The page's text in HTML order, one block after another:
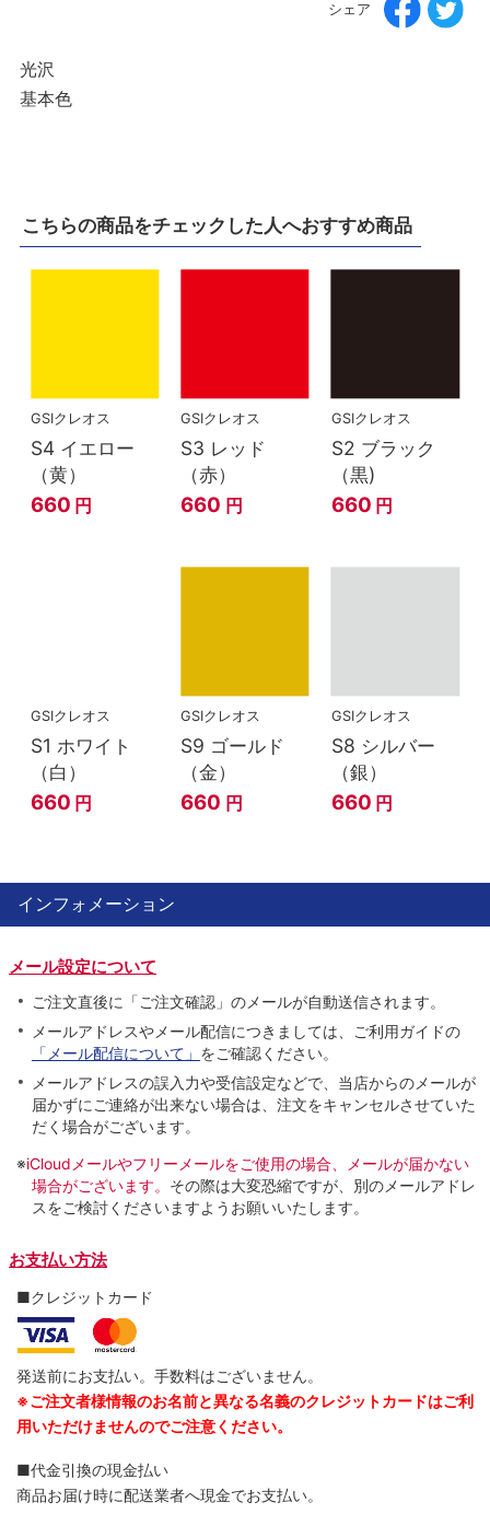
シェア
光沢
基本色
こちらの商品をチェックした人へおすすめ商品
GSIクレオス
S4 イエロー
（黄）
660 円
GSIクレオス
S3 レッド
（赤）
660 円
GSIクレオス
S2 ブラック
（黒)
660 円
GSIクレオス
S1 ホワイト
（白）
660 円
GSIクレオス
S9 ゴールド
（金）
660 円
GSIクレオス
S8 シルバー
（銀）
660 円
インフォメーション
メール設定について
ご注文直後に「ご注文確認」のメールが自動送信されます。
メールアドレスやメール配信につきましては、ご利用ガイドの
「メール配信について」 をご確認ください。
メールアドレスの誤入力や受信設定などで、当店からのメールが
届かずにご連絡が出来ない場合は、注文をキャンセルさせていた
だく場合がございます。
※iCloudメールやフリーメールをご使用の場合、メールが届かない
場合がございます。 その際は大変恐縮ですが、別のメールアドレ
スをご検討くださいますようお願いいたします。
お支払い方法
■クレジットカード
発送前にお支払い。手数料はございません。
※ご注文者様情報のお名前と異なる名義のクレジットカードはご利
用いただけませんのでご注意ください。
■代金引換の現金払い
商品お届け時に配送業者へ現金でお支払い。